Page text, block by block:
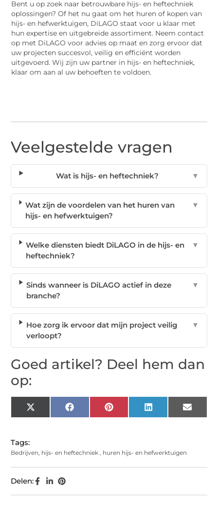
Bent u op zoek naar betrouwbare hijs- en heftechniek
oplossingen? Of het nu gaat om het huren of kopen van
hijs- en hefwerktuigen, DiLAGO staat voor u klaar met
hun expertise en uitgebreide assortiment. Neem contact
op met DiLAGO voor advies op maat en zorg ervoor dat
uw projecten succesvol, veilig en efficiënt worden
uitgevoerd. Wij zijn uw partner in hijs- en heftechniek,
klaar om aan al uw behoeften te voldoen.
Veelgestelde vragen
Wat is hijs- en heftechniek? ▼
Wat zijn de voordelen van het huren van
hijs- en hefwerktuigen?
▼
Welke diensten biedt DiLAGO in de hijs- en
heftechniek?
▼
Sinds wanneer is DiLAGO actief in deze
branche?
▼
Hoe zorg ik ervoor dat mijn project veilig
verloopt?
▼
Goed artikel? Deel hem dan
op:
X
(Twitter)
Facebook Pinterest LinkedIn Email
Tags:
Bedrijven, hijs- en heftechniek , huren hijs- en hefwerktuigen
Delen: